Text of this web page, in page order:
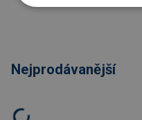
Nejprodávanější